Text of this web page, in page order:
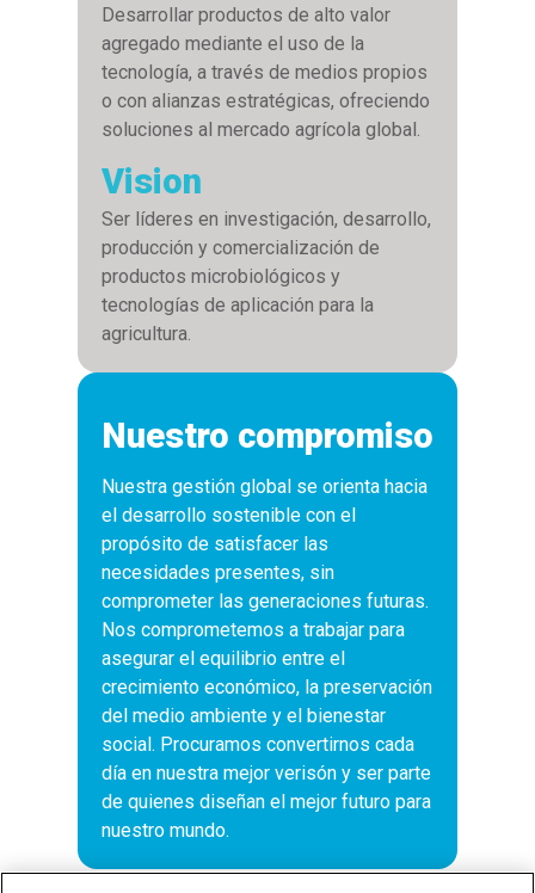
Desarrollar productos de alto valor
agregado mediante el uso de la
tecnología, a través de medios propios
o con alianzas estratégicas, ofreciendo
soluciones al mercado agrícola global.
Vision
Ser líderes en investigación, desarrollo,
producción y comercialización de
productos microbiológicos y
tecnologías de aplicación para la
agricultura.
Nuestro compromiso
Nuestra gestión global se orienta hacia
el desarrollo sostenible con el
propósito de satisfacer las
necesidades presentes, sin
comprometer las generaciones futuras.
Nos comprometemos a trabajar para
asegurar el equilibrio entre el
crecimiento económico, la preservación
del medio ambiente y el bienestar
social. Procuramos convertirnos cada
día en nuestra mejor verisón y ser parte
de quienes diseñan el mejor futuro para
nuestro mundo.